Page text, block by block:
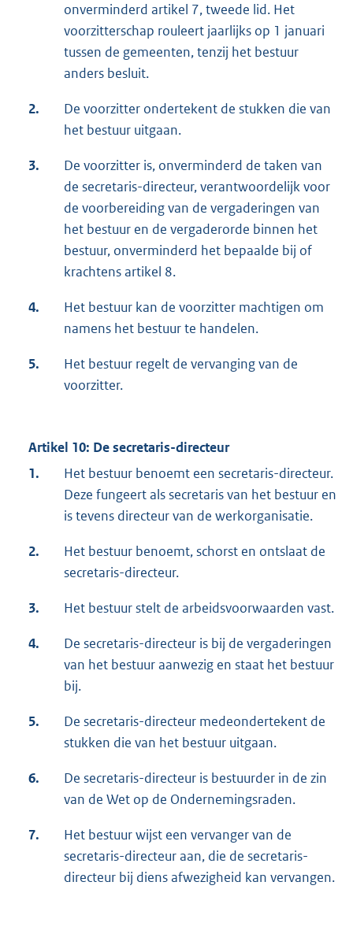
onverminderd artikel 7, tweede lid. Het
voorzitterschap rouleert jaarlijks op 1 januari
tussen de gemeenten, tenzij het bestuur
anders besluit.
2.
De voorzitter ondertekent de stukken die van
het bestuur uitgaan.
3.
De voorzitter is, onverminderd de taken van
de secretaris-directeur, verantwoordelijk voor
de voorbereiding van de vergaderingen van
het bestuur en de vergaderorde binnen het
bestuur, onverminderd het bepaalde bij of
krachtens artikel 8.
4.
Het bestuur kan de voorzitter machtigen om
namens het bestuur te handelen.
5.
Het bestuur regelt de vervanging van de
voorzitter.
Artikel 10: De secretaris-directeur
1.
Het bestuur benoemt een secretaris-directeur.
Deze fungeert als secretaris van het bestuur en
is tevens directeur van de werkorganisatie.
2.
Het bestuur benoemt, schorst en ontslaat de
secretaris-directeur.
3. Het bestuur stelt de arbeidsvoorwaarden vast.
4.
De secretaris-directeur is bij de vergaderingen
van het bestuur aanwezig en staat het bestuur
bij.
5.
De secretaris-directeur medeondertekent de
stukken die van het bestuur uitgaan.
6.
De secretaris-directeur is bestuurder in de zin
van de Wet op de Ondernemingsraden.
7.
Het bestuur wijst een vervanger van de
secretaris-directeur aan, die de secretaris-
directeur bij diens afwezigheid kan vervangen.